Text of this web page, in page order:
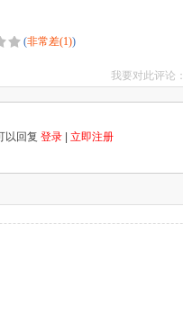
(非常差(1))
我要对此评论：
以回复 登录 立即注册